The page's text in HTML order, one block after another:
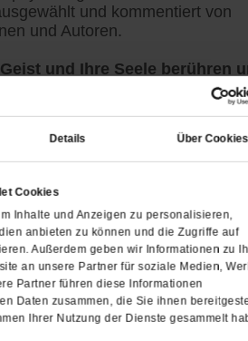
Details Über Cookies
Cookies
Inhalte und Anzeigen zu personalisieren,
anbieten zu können und die Zugriffe auf
Außerdem geben wir Informationen zu
an unsere Partner für soziale Medien,
Partner führen diese Informationen
Daten zusammen, die Sie ihnen
Ihrer Nutzung der Dienste gesammelt
und kommentiert von
und Autoren.
und Ihre Seele berühren
Zitate aus zentralen Schriften
Seiten zu entdecken. Auch
um dem Unbedingten, das
Art zu begegnen.
lesen
kleine Auszeit mit einer
Weisheitsletter erscheint
schön gestaltete PDF-Datei